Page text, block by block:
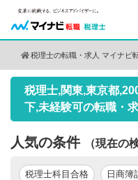
サービス紹介
転職お役立ち
業界情報
税理士の転職・求人 マイナビ
税理士,関東,東京都
下,未経験可の転職・
人気の条件 （現在の
税理士科目合格 日商簿
保有資格